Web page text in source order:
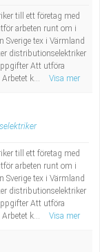
till ett företag med
arbeten runt om i
Sverige tex i Värmland
distributionselektriker
Att utföra
k...
Visa mer
till ett företag med
arbeten runt om i
Sverige tex i Värmland
distributionselektriker
Att utföra
k...
Visa mer